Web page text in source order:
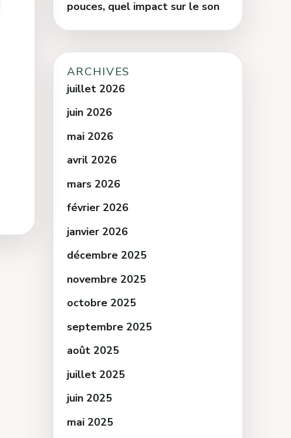
pouces, quel impact sur le son
ARCHIVES
juillet 2026
juin 2026
mai 2026
avril 2026
mars 2026
février 2026
janvier 2026
décembre 2025
novembre 2025
octobre 2025
septembre 2025
août 2025
juillet 2025
juin 2025
mai 2025